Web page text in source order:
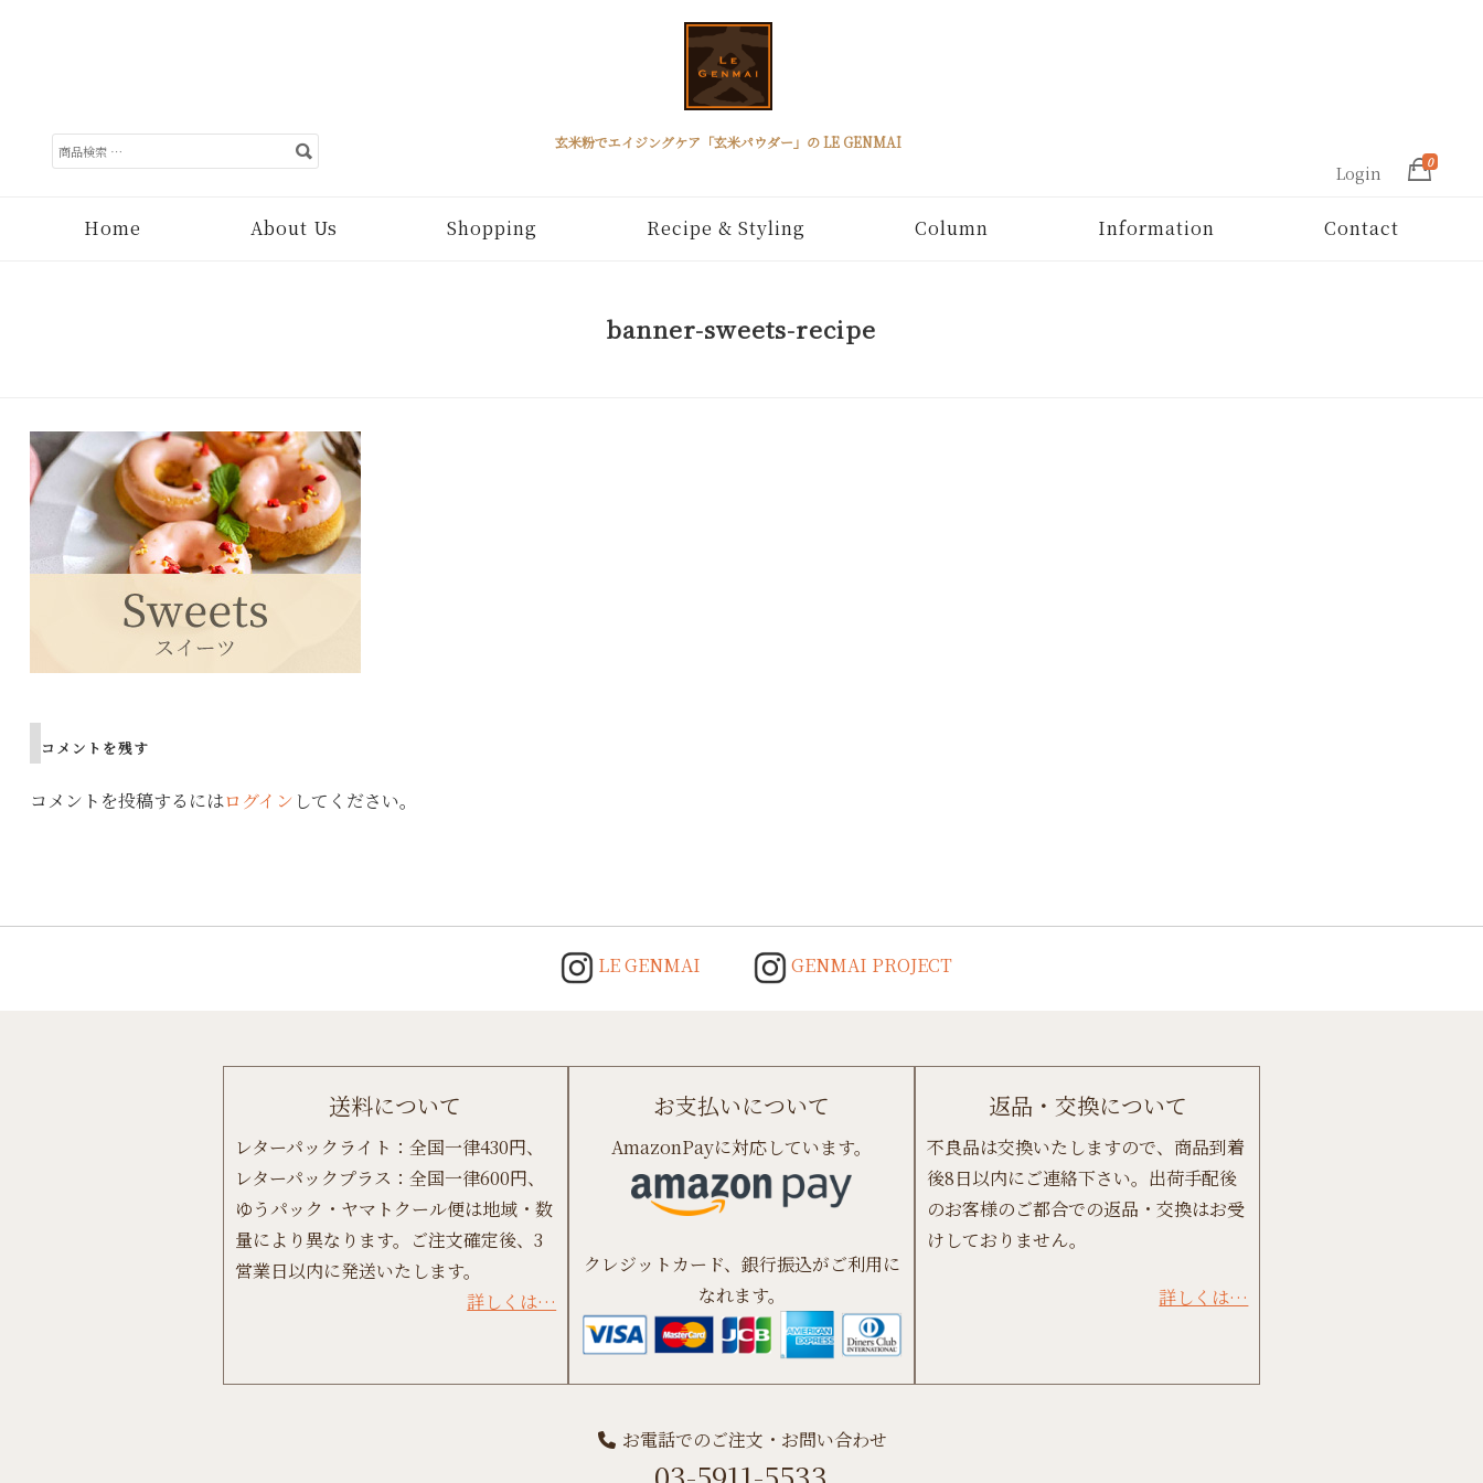
検
索
玄米粉でエイジングケア「玄米パウダー」の LE GENMAI
Login
0
Home About Us Shopping Recipe & Styling Column Information Contact
banner-sweets-recipe
コメントを残す
コメントを投稿するにはログイン してください。
LE GENMAI GENMAI PROJECT
送料について
レターパックライト：全国一律430円、
レターパックプラス：全国一律600円、
ゆうパック・ヤマトクール便は地域・数
量により異なります。ご注文確定後、3
営業日以内に発送いたします。
詳しくは…
お支払いについて
AmazonPayに対応しています。
クレジットカード、銀行振込がご利用に
なれます。
返品・交換について
不良品は交換いたしますので、商品到着
後8日以内にご連絡下さい。出荷手配後
のお客様のご都合での返品・交換はお受
けしておりません。
詳しくは…
お電話でのご注文・お問い合わせ